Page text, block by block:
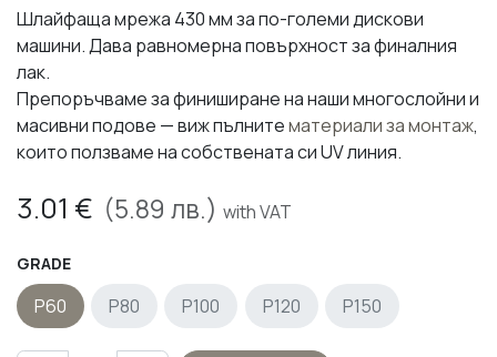
Шлайфаща мрежа 430 мм за по-големи дискови
машини. Дава равномерна повърхност за финалния
лак.
Препоръчваме за финиширане на наши многослойни и
масивни подове — виж пълнитематериали за монтаж,
които ползваме на собствената си UV линия.
3.01 € (5.89 лв.) with VAT
GRADE
P60 P80 P100 P120 P150